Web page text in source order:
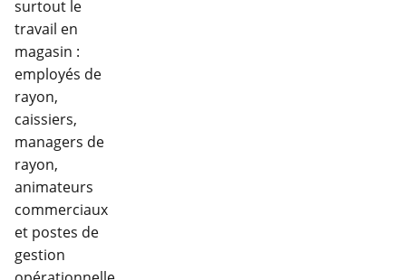
surtout le
travail en
magasin :
employés de
rayon,
caissiers,
managers de
rayon,
animateurs
commerciaux
et postes de
gestion